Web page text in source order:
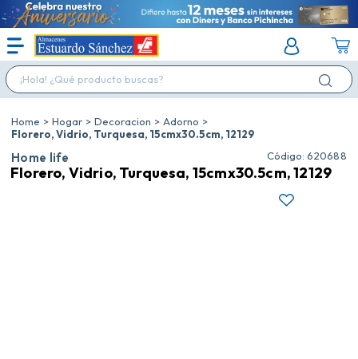
¡Hola! ¿Qué producto buscas?
Hogar Decoracion
Adorno
Florero, Vidrio, Turquesa, 15cmx30.5cm, 12129
Home life : 620688
Florero, Vidrio, Turquesa, 15cmx30.5cm, 12129